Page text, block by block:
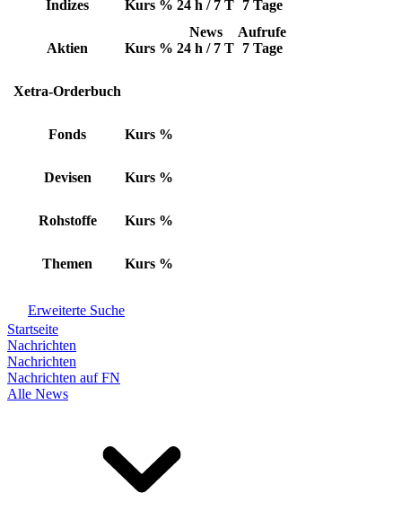
Indizes Kurs % 24 h / 7 T 7 Tage
Aktien Kurs %
News
24 h / 7 T
Aufrufe
7 Tage
Xetra-Orderbuch
Fonds Kurs %
Devisen Kurs %
Rohstoffe Kurs %
Themen Kurs %
Erweiterte Suche
Startseite
Nachrichten
Nachrichten
Nachrichten auf FN
Alle News